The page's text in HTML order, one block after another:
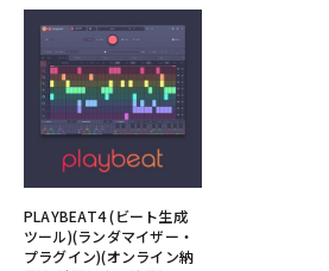
PLAYBEAT4 (ビート生成
ツール)(ランダマイザー・
プラグイン)(オンライン納